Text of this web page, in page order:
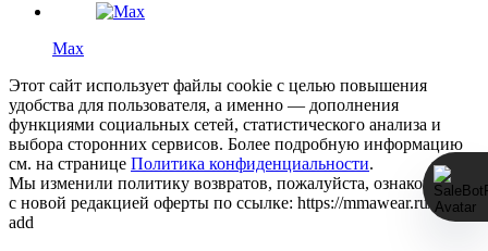
Max
Этот сайт использует файлы cookie с целью повышения
удобства для пользователя, а именно — дополнения
функциями социальных сетей, статистического анализа и
выбора сторонних сервисов. Более подробную информацию
см. на странице Политика конфиденциальности.
Мы изменили политику возвратов, пожалуйста, ознакомьтесь
с новой редакцией оферты по ссылке: https://mmawear.ru/return-
add